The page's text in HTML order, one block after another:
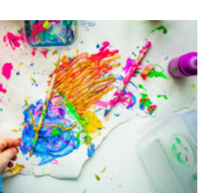
de
FSE
en
WordPress
para
mejorar
el
rendimiento
y